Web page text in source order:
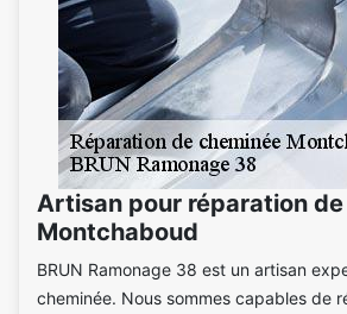
Artisan pour réparation
Montchaboud
BRUN Ramonage 38 est un artisan
cheminée. Nous sommes capables de